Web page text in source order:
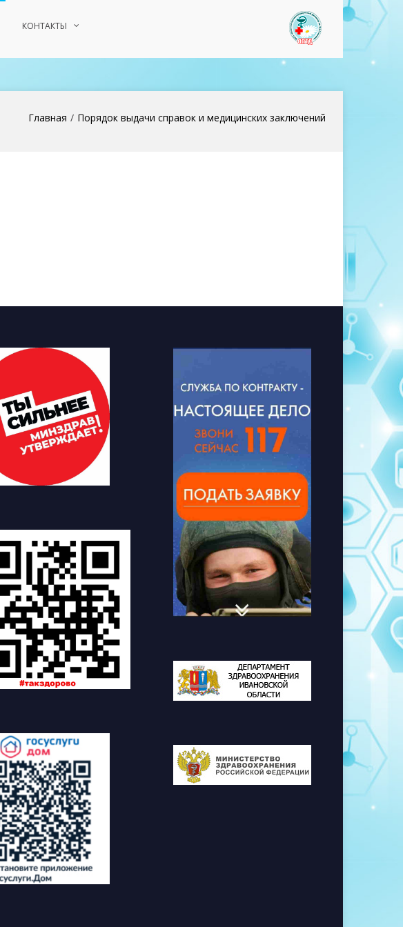
КОНТАКТЫ
Главная Порядок выдачи справок и медицинских заключений